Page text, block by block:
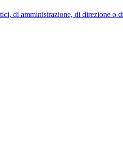
di amministrazione, di direzione o